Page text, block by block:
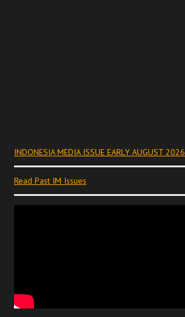
INDONESIA MEDIA ISSUE EARLY AUGUST 2026
Read Past IM Issues